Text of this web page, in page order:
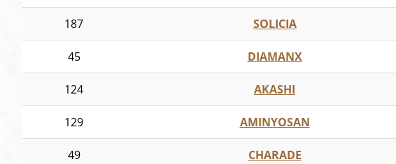
187 SOLICIA
45 DIAMANX
124 AKASHI
129 AMINYOSAN
49 CHARADE